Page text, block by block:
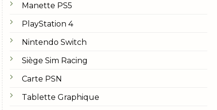
Manette PS5
PlayStation 4
Nintendo Switch
Siège Sim Racing
Carte PSN
Tablette Graphique